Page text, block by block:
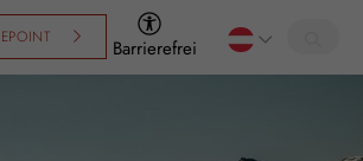
Barrierefrei